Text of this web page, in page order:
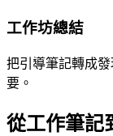
工作坊總結
把引導筆記轉成
要。
從工作筆記